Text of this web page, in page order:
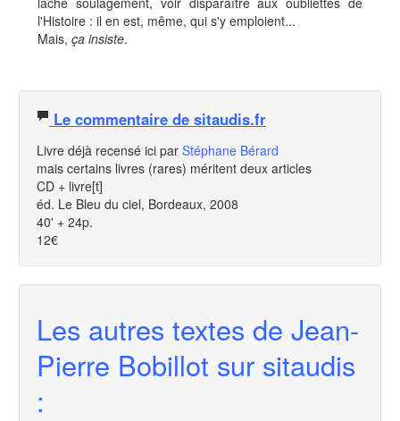
l'Histoire : il en est, même, qui s'y emploient...
Mais, ça insiste.
Le commentaire de sitaudis.fr
Livre déjà recensé ici par Stéphane Bérard
mais certains livres (rares) méritent deux articles
CD + livre[t]
éd. Le Bleu du ciel, Bordeaux, 2008
40' + 24p.
12€
Les autres textes de Jean-
Pierre Bobillot sur sitaudis
: